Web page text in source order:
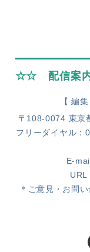
☆☆ 配信案
【 編
〒108-0074 東京
フリーダイヤル
E-
URL
＊ご意見・お問